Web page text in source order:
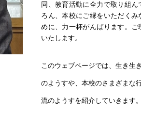
同、教育活動に全力で取り組
ろん、本校にご縁をいただく
めに、力一杯がんばります。
いたします。
このウェブページでは、生き生
のようすや、本校のさまざまな
流のようすを紹介していきます